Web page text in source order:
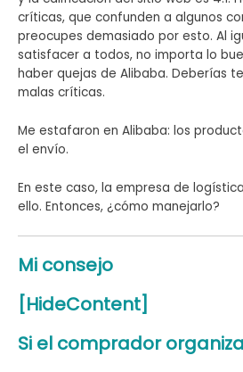
críticas, que confunden a algunos
preocupes demasiado por esto. Al
satisfacer a todos, no importa lo
haber quejas de Alibaba. Deberías
malas críticas.
Me estafaron en Alibaba: los
el envío.
En este caso, la empresa de
ello. Entonces, ¿cómo manejarlo?
Mi consejo
[HideContent]
Si el comprador